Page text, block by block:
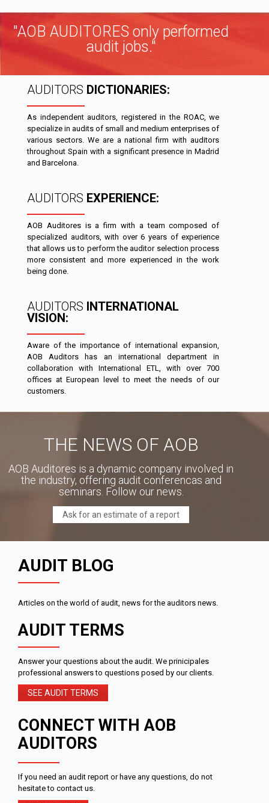
"AOB AUDITORES only performed
audit jobs."
AUDITORS DICTIONARIES:
As independent auditors, registered in the ROAC, we
specialize in audits of small and medium enterprises of
various sectors. We are a national firm with auditors
throughout Spain with a significant presence in Madrid
and Barcelona.
AUDITORS EXPERIENCE:
AOB Auditores is a firm with a team composed of
specialized auditors, with over 6 years of experience
that allows us to perform the auditor selection process
more consistent and more experienced in the work
being done.
AUDITORS INTERNATIONAL
VISION:
Aware of the importance of international expansion,
AOB Auditors has an international department in
collaboration with International ETL, with over 700
offices at European level to meet the needs of our
customers.
THE NEWS OF AOB
AOB Auditores is a dynamic company involved in
the industry, offering audit conferencas and
seminars. Follow our news.
Ask for an estimate of a report
AUDIT BLOG
Articles on the world of audit, news for the auditors news.
AUDIT TERMS
Answer your questions about the audit. We prinicipales
professional answers to questions posed by our clients.
SEE AUDIT TERMS
CONNECT WITH AOB
AUDITORS
If you need an audit report or have any questions, do not
hesitate to contact us.